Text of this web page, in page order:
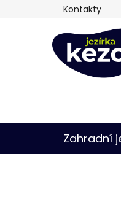
Kontakty
Zahradní